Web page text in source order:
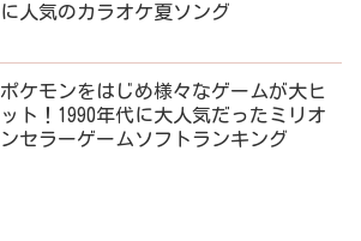
に人気のカラオケ夏ソング
ポケモンをはじめ様々なゲームが大ヒ
ット！1990年代に大人気だったミリオ
ンセラーゲームソフトランキング